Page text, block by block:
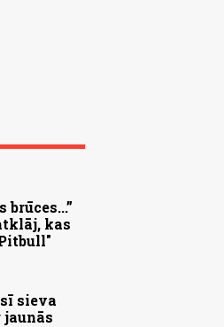
kas
sieva